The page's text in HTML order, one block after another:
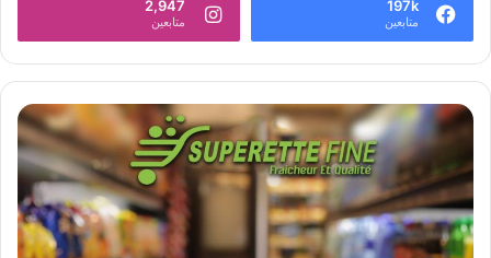
197k
متابعين
2,947
متابعين